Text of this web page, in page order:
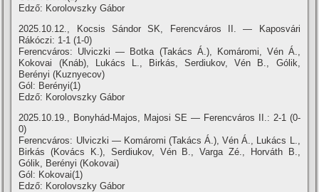
Edző: Korolovszky Gábor
2025.10.12., Kocsis Sándor SK, Ferencváros II. — Kaposvári
Rákóczi: 1-1 (1-0)
Ferencváros: Ulviczki — Botka (Takács Á.), Komáromi, Vén Á.,
Kokovai (Knáb), Lukács L., Birkás, Serdiukov, Vén B., Gólik,
Berényi (Kuznyecov)
Gól: Berényi(1)
Edző: Korolovszky Gábor
2025.10.19., Bonyhád-Majos, Majosi SE — Ferencváros II.: 2-1 (0-
0)
Ferencváros: Ulviczki — Komáromi (Takács Á.), Vén Á., Lukács L.,
Birkás (Kovács K.), Serdiukov, Vén B., Varga Zé., Horváth B.,
Gólik, Berényi (Kokovai)
Gól: Kokovai(1)
Edző: Korolovszky Gábor